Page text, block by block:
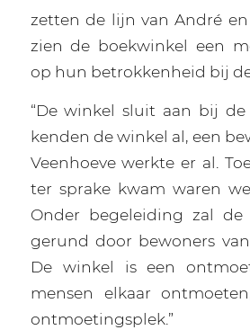
zetten de lijn van André
zien de boekwinkel een
op hun betrokkenheid bij de
“De winkel sluit aan bij de
kenden de winkel al, een
Veenhoeve werkte er al.
ter sprake kwam waren
Onder begeleiding zal
gerund door bewoners van
De winkel is een
mensen elkaar
ontmoetingsplek.”